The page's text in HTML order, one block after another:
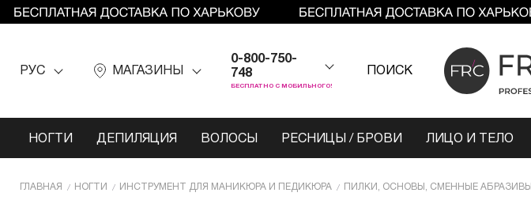
РУС МАГАЗИНЫ
0-800-750-
748
БЕСПЛАТНО С МОБИЛЬНОГО!
ПОИСК
НОГТИ ДЕПИЛЯЦИЯ ВОЛОСЫ РЕСНИЦЫ / БРОВИ ЛИЦО И ТЕЛО
ГЛАВНАЯ НОГТИ ИНCТРУМЕНТ ДЛЯ МАНИКЮРА И ПЕДИКЮРА ПИЛКИ, ОСНОВЫ, СМЕННЫЕ АБРАЗИВЫ